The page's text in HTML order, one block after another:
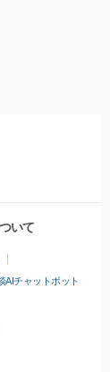
いて
AIチャットボット